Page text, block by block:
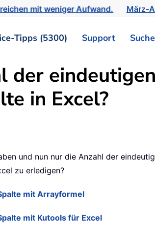
mit weniger Aufwand. März-
Tipps (5300) Support
in Excel?
und nun nur die Anzahl der
zu erledigen?
mit Arrayformel
mit Kutools für Excel